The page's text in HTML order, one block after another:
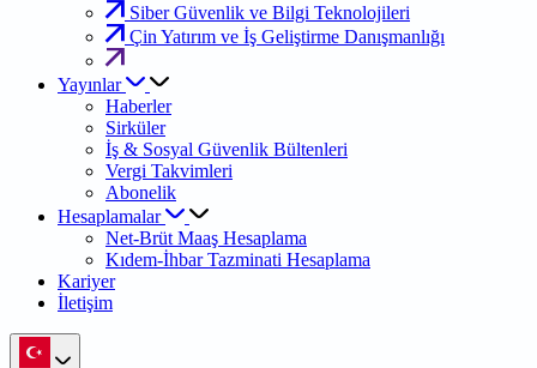
Siber Güvenlik ve Bilgi Teknolojileri
Çin Yatırım ve İş Geliştirme Danışmanlığı
Yayınlar
Haberler
Sirküler
İş & Sosyal Güvenlik Bültenleri
Vergi Takvimleri
Abonelik
Hesaplamalar
Net-Brüt Maaş Hesaplama
Kıdem-İhbar Tazminati Hesaplama
Kariyer
İletişim